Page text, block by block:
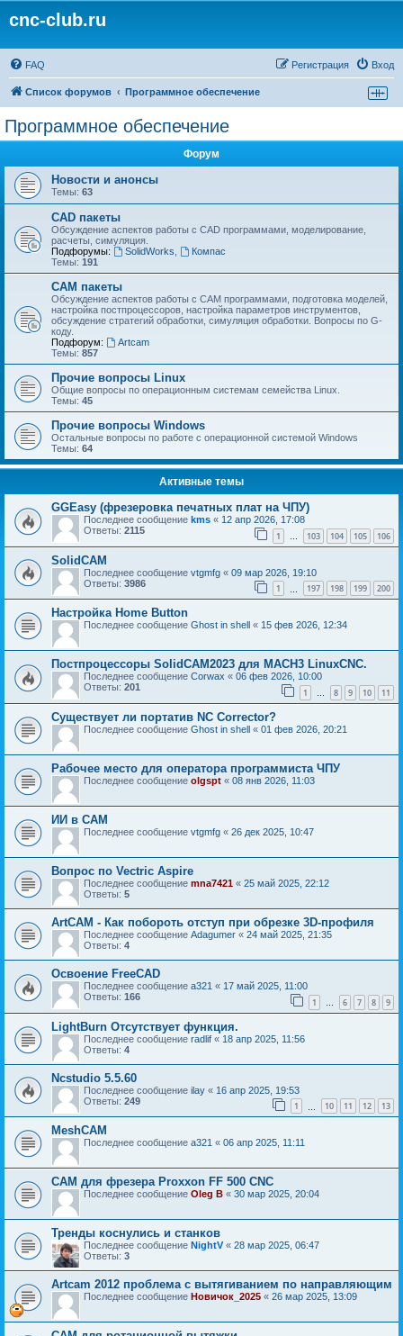
cnc-club.ru
FAQ Вход
Регистрация
Список форумов Программное обеспечение
Программное обеспечение
Форум
Новости и анонсы
Темы: 63
CAD пакеты
Обсуждение аспектов работы с CAD программами, моделирование,
расчеты, симуляция.
Подфорумы:
SolidWorks
Компас
Темы: 191
CAM пакеты
Обсуждение аспектов работы с CAМ программами, подготовка моделей,
настройка постпроцессоров, настройка параметров инструментов,
обсуждение стратегий обработки, симуляция обработки. Вопросы по G-
коду.
Подфорум:
Artcam
Темы: 857
Прочие вопросы Linux
Общие вопросы по операционным системам семейства Linux.
Темы: 45
Прочие вопросы Windows
Остальные вопросы по работе с операционной системой Windows
Темы: 64
Активные темы
GGEasy (фрезеровка печатных плат на ЧПУ)
Последнее сообщение kms « 12 апр 2026, 17:08
Ответы: 2115 1 … 103 104 105 106
SolidCAM
Последнее сообщение vtgmfg « 09 мар 2026, 19:10
Ответы: 3986 1 197 198 199 200
Настройка Home Button
Последнее сообщение Ghost in shell « 15 фев 2026, 12:34
Постпроцессоры SolidCAM2023 для MACH3 LinuxCNC.
Последнее сообщение Corwax « 06 фев 2026, 10:00
Ответы: 201 1 … 8 9 10 11
Существует ли портатив NC Corrector?
Последнее сообщение Ghost in shell « 01 фев 2026, 20:21
Рабочее место для оператора программиста ЧПУ
Последнее сообщение olgspt « 08 янв 2026, 11:03
ИИ в САМ
Последнее сообщение vtgmfg « 26 дек 2025, 10:47
Вопрос по Vectric Aspire
Последнее сообщение mna7421 « 25 май 2025, 22:12
Ответы: 5
ArtCAM - Как побороть отступ при обрезке 3D-профиля
Последнее сообщение Adagumer « 24 май 2025, 21:35
Ответы: 4
Освоение FreeCAD
Последнее сообщение a321 « 17 май 2025, 11:00
Ответы: 166 1 … 6 7 8 9
LightBurn Отсутствует функция.
Последнее сообщение radlif « 18 апр 2025, 11:56
Ответы: 4
Ncstudio 5.5.60
Последнее сообщение ilay « 16 апр 2025, 19:53
Ответы: 249 1 10 11 12 13
MeshCAM
Последнее сообщение a321 « 06 апр 2025, 11:11
CAM для фрезера Proxxon FF 500 CNC
Последнее сообщение Oleg B « 30 мар 2025, 20:04
Тренды коснулись и станков
Последнее сообщение NightV« 28 мар 2025, 06:47
Ответы: 3
Artcam 2012 проблема с вытягиванием по направляющим
Последнее сообщение Новичок_2025 « 26 мар 2025, 13:09